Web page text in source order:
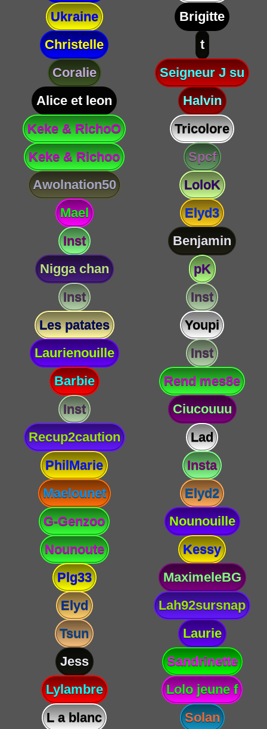
Ukraine
Brigitte
Christelle
t
Coralie
Seigneur J su
Alice et leon
Halvin
Keke & RichoO
Tricolore
Keke & Richoo
Spcf
Awolnation50
LoloK
Mael
Elyd3
Inst
Benjamin
Nigga chan
pK
Inst
Inst
Les patates
Youpi
Laurienouille
Inst
Barbie
Rend mes8e
Inst
Ciucouuu
Recup2caution
Lad
PhilMarie
Insta
Maelounet
Elyd2
G-Genzoo
Nounouille
Nounoute
Kessy
Plg33
MaximeleBG
Elyd
Lah92sursnap
Tsun
Laurie
Jess
Sandrinette
Lylambre
Lolo jeune f
L a blanc
Solan